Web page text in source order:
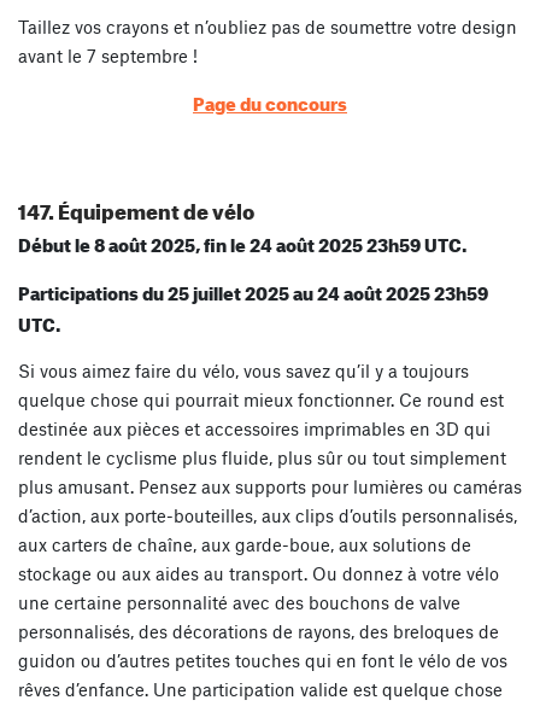
Taillez vos crayons et n’oubliez pas de soumettre votre design
avant le 7 septembre !
Page du concours
147. Équipement de vélo
Début le 8 août 2025, fin le 24 août 2025 23h59 UTC.
Participations du 25 juillet 2025 au 24 août 2025 23h59
UTC.
Si vous aimez faire du vélo, vous savez qu’il y a toujours
quelque chose qui pourrait mieux fonctionner. Ce round est
destinée aux pièces et accessoires imprimables en 3D qui
rendent le cyclisme plus fluide, plus sûr ou tout simplement
plus amusant. Pensez aux supports pour lumières ou caméras
d’action, aux porte-bouteilles, aux clips d’outils personnalisés,
aux carters de chaîne, aux garde-boue, aux solutions de
stockage ou aux aides au transport. Ou donnez à votre vélo
une certaine personnalité avec des bouchons de valve
personnalisés, des décorations de rayons, des breloques de
guidon ou d’autres petites touches qui en font le vélo de vos
rêves d’enfance. Une participation valide est quelque chose